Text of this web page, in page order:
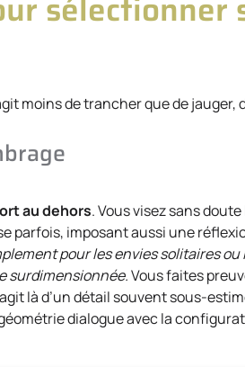
moins de trancher que de jauger,
au dehors. Vous visez sans
parfois, imposant aussi une
pour les envies solitaires ou
surdimensionnée.Vous faites
là d’un détail souvent sous-
dialogue avec la